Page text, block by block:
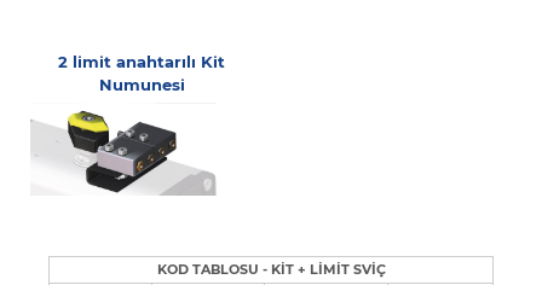
2 limit anahtarılı Kit
Numunesi
KOD TABLOSU - KİT + LİMİT SVİÇ